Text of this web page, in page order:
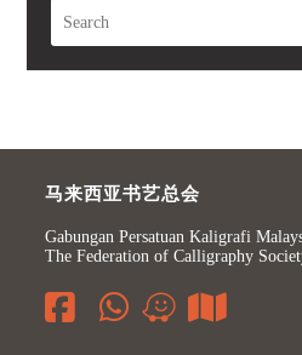
马来西亚书艺总会
Gabungan Persatuan Kaligrafi
The Federation of Calligraphy